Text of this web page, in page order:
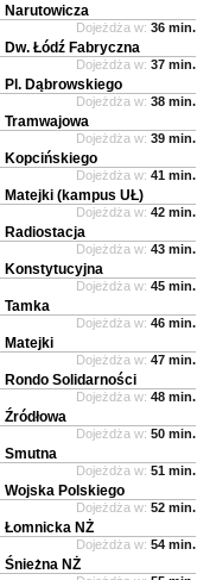
Narutowicza
Dojeżdża w: 36 min.
Dw. Łódź Fabryczna
Dojeżdża w: 37 min.
Pl. Dąbrowskiego
Dojeżdża w: 38 min.
Tramwajowa
Dojeżdża w: 39 min.
Kopcińskiego
Dojeżdża w: 41 min.
Matejki (kampus UŁ)
Dojeżdża w: 42 min.
Radiostacja
Dojeżdża w: 43 min.
Konstytucyjna
Dojeżdża w: 45 min.
Tamka
Dojeżdża w: 46 min.
Matejki
Dojeżdża w: 47 min.
Rondo Solidarności
Dojeżdża w: 48 min.
Źródłowa
Dojeżdża w: 50 min.
Smutna
Dojeżdża w: 51 min.
Wojska Polskiego
Dojeżdża w: 52 min.
Łomnicka NŻ
Dojeżdża w: 54 min.
Śnieżna NŻ